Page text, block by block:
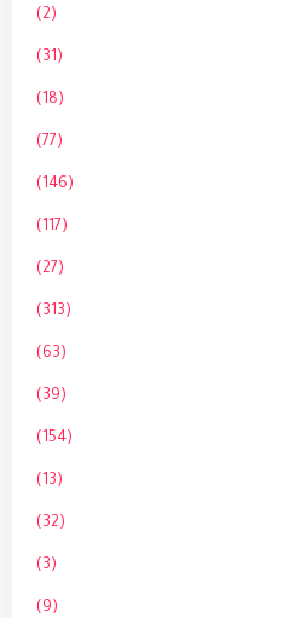
(2)
(31)
(18)
(77)
(146)
(117)
(27)
(313)
(63)
(39)
(154)
(13)
(32)
(3)
(9)